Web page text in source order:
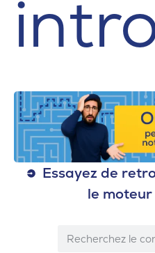
Essayez de
le moteur